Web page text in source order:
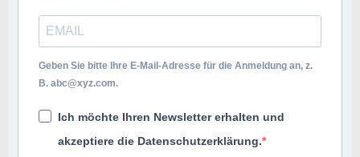
Geben Sie bitte Ihre E-Mail-Adresse für die Anmeldung an, z.
B. abc@xyz.com.
Ich möchte Ihren Newsletter erhalten und
akzeptiere die Datenschutzerklärung.